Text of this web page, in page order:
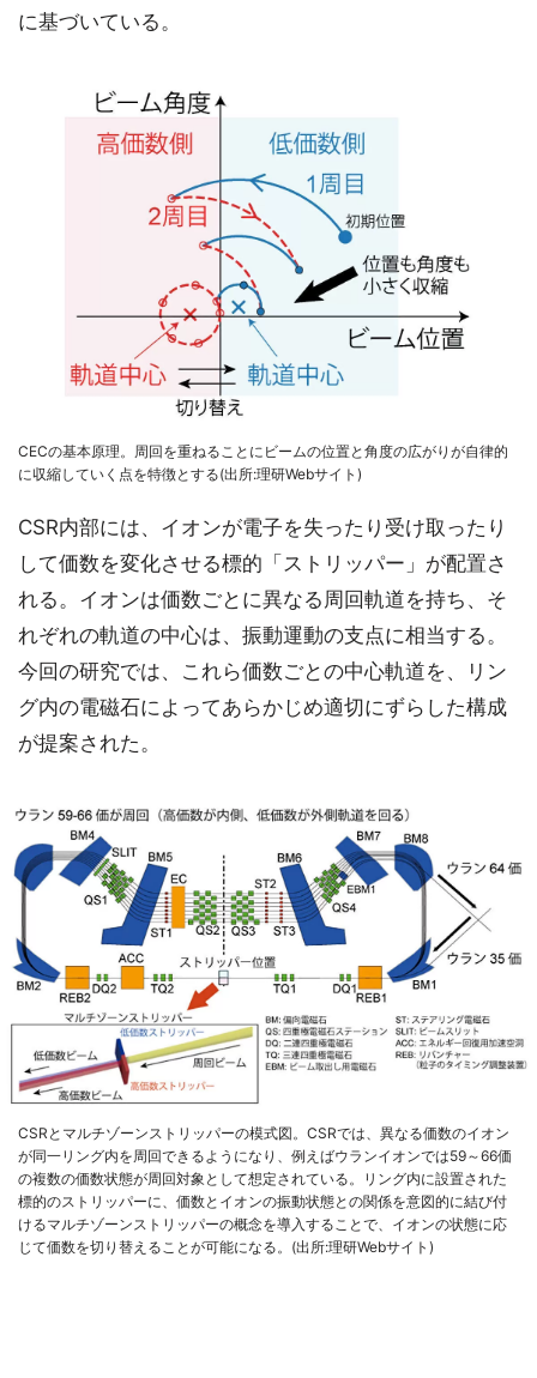
に基づいている。
CECの基本原理。周回を重ねることにビームの位置と角度の広がりが自律的
に収縮していく点を特徴とする(出所:理研Webサイト)
CSR内部には、イオンが電子を失ったり受け取ったり
して価数を変化させる標的「ストリッパー」が配置さ
れる。イオンは価数ごとに異なる周回軌道を持ち、そ
れぞれの軌道の中心は、振動運動の支点に相当する。
今回の研究では、これら価数ごとの中心軌道を、リン
グ内の電磁石によってあらかじめ適切にずらした構成
が提案された。
CSRとマルチゾーンストリッパーの模式図。CSRでは、異なる価数のイオン
が同一リング内を周回できるようになり、例えばウランイオンでは59～66価
の複数の価数状態が周回対象として想定されている。リング内に設置された
標的のストリッパーに、価数とイオンの振動状態との関係を意図的に結び付
けるマルチゾーンストリッパーの概念を導入することで、イオンの状態に応
じて価数を切り替えることが可能になる。(出所:理研Webサイト)